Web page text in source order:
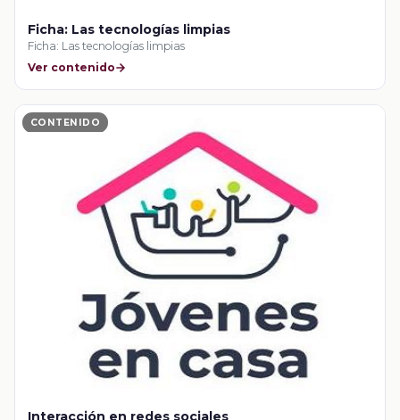
Ficha: Las tecnologías limpias
Ficha: Las tecnologías limpias
Ver contenido
CONTENIDO
Interacción en redes sociales